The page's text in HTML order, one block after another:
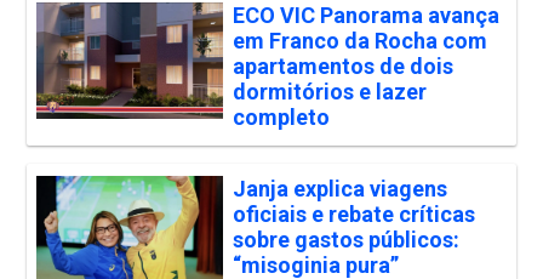
ECO VIC Panorama avança
em Franco da Rocha com
apartamentos de dois
dormitórios e lazer
completo
Janja explica viagens
oficiais e rebate críticas
sobre gastos públicos:
“misoginia pura”